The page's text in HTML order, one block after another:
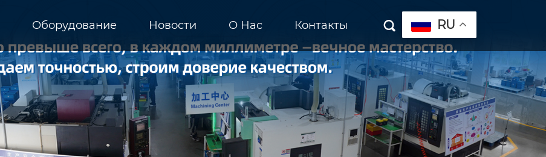
Оборудование Новости О Hас Контакты  RU